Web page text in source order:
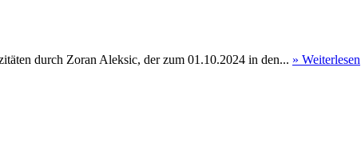
durch Zoran Aleksic, der zum 01.10.2024 in den... » Weiterlesen